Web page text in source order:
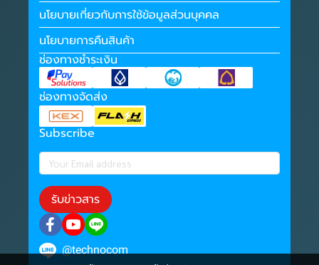
นโยบายเกี่ยวกับการใช้ข้อมูลส่วนบุคคล
นโยบายการคืนสินค้า
ช่องทางชำระเงิน
ช่องทางจัดส่ง
Subscribe
รับข่าวสาร
@technocom